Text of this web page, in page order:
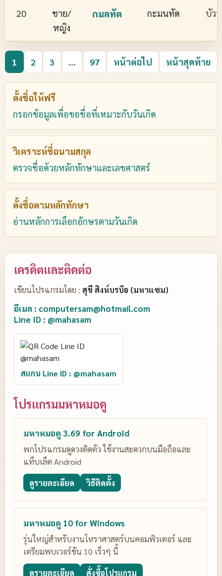
20
ชาย/
หญิง
กมลทัต กะมนทัด บัว
1 2 3 ... 97 หน้าต่อไป หน้าสุดท้าย
ตั้งชื่อให้ฟรี
กรอกข้อมูลเพื่อขอชื่อที่เหมาะกับวันเกิด
วิเคราะห์ชื่อนามสกุล
ตรวจชื่อด้วยหลักทักษาและเลขศาสตร์
ตั้งชื่อตามหลักทักษา
อ่านหลักการเลือกอักษรตามวันเกิด
เครดิตและติดต่อ
เขียนโปรแกรมโดย : สุขี สิงห์บรบือ (มหาแซม)
อีเมล : computersam@hotmail.com
Line ID : @mahasam
สแกน Line ID : @mahasam
โปรแกรมมหาหมอดู
มหาหมอดู 3.69 for Android
พกโปรแกรมดูดวงติดตัว ใช้งานสะดวกบนมือถือและ
แท็บเล็ต Android
ดูรายละเอียด วิธีติดตั้ง
มหาหมอดู 10 for Windows
รุ่นใหญ่สำหรับงานโหราศาสตร์บนคอมพิวเตอร์ และ
เตรียมพบเวอร์ชัน 10 เร็วๆ นี้
ดูรายละเอียด สั่งซื้อโปรแกรม